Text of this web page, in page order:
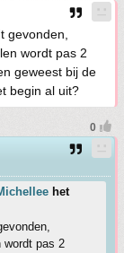
gevonden,
wordt pas 2
geweest bij de
begin al uit?
het
wordt pas 2